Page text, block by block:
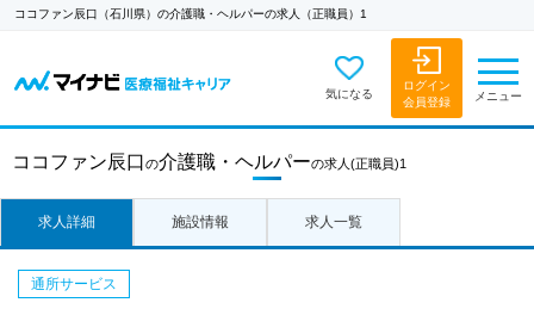
ココファン辰口（石川県）の介護職・ヘルパーの求人（正職員）1
気になる
ログイン
会員登録
メニュー
ココファン辰口の介護職・ヘルパーの求人 (正職員)1
求人詳細 施設情報 求人一覧
通所サービス